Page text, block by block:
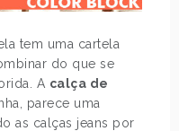
tem uma cartela
do que se
A calça de
parece uma
as calças jeans por